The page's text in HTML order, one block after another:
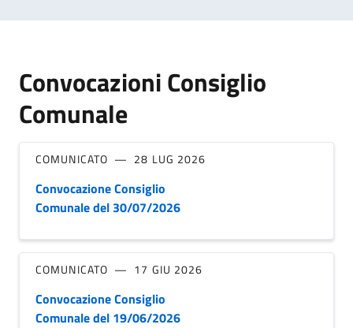
Convocazioni Consiglio
Comunale
COMUNICATO 28 LUG 2026
Convocazione Consiglio
Comunale del 30/07/2026
COMUNICATO 17 GIU 2026
Convocazione Consiglio
Comunale del 19/06/2026